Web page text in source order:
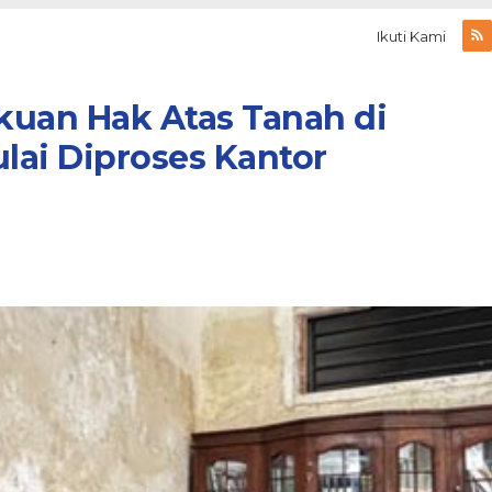
Ikuti Kami
Hak Atas Tanah di
Diproses Kantor